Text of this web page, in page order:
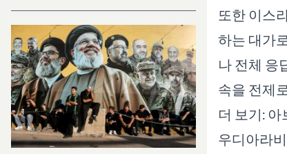
또한 이스
하는 대가
나 전체 응
속을 전제
더 보기: 아
우디아라